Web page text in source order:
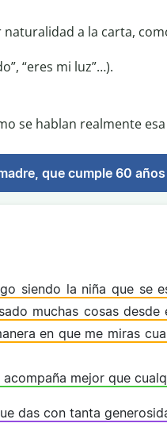
a la carta,
“eres mi luz”…).
se hablan realmente
que cumple 60 años
siendo la niña que se
muchas cosas desde
en que me miras
mejor que
das con tanta